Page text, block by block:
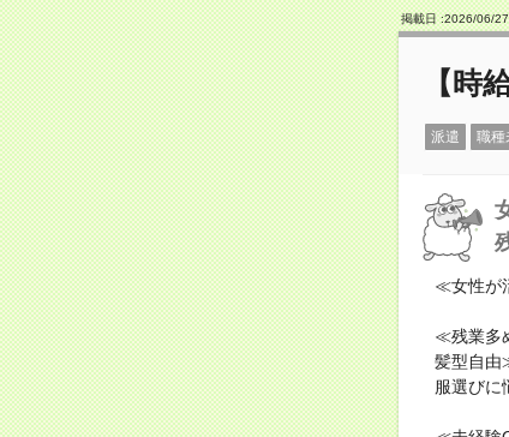
掲載日 :2026/06/27
【時
派遣 職種
≪女性が
≪残業多
髪型自由
服選びに